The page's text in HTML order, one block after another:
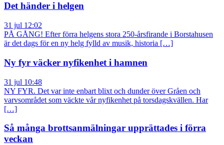
Det händer i helgen
31 jul 12:02
PÅ GÅNG! Efter förra helgens stora 250-årsfirande i Borstahusen
är det dags för en ny helg fylld av musik, historia […]
Ny fyr väcker nyfikenhet i hamnen
31 jul 10:48
NY FYR. Det var inte enbart blixt och dunder över Gråen och
varvsområdet som väckte vår nyfikenhet på torsdagskvällen. Har
[…]
Så många brottsanmälningar upprättades i förra
veckan